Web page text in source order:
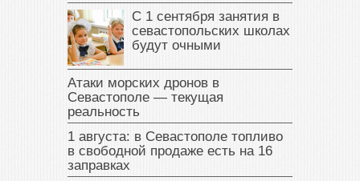
С 1 сентября занятия в
севастопольских школах
будут очными
Атаки морских дронов в
Севастополе — текущая
реальность
1 августа: в Севастополе топливо
в свободной продаже есть на 16
заправках